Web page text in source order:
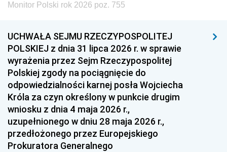
1996 1995 1994
1993 1992 1991
1990 1989
1987 1986 1985
1984 1983
1981 1980 1979
1978 1977
Monitor Polski rok 2026 poz. 755
UCHWAŁA SEJMU RZECZYPOSPOLITEJ
POLSKIEJ z dnia 31 lipca 2026 r. w sprawie
wyrażenia przez Sejm Rzeczypospolitej
Polskiej zgody na pociągnięcie do
odpowiedzialności karnej posła Wojciecha
Króla za czyn określony w punkcie drugim
wniosku z dnia 4 maja 2026 r.,
uzupełnionego w dniu 28 maja 2026 r.,
przedłożonego przez Europejskiego
Prokuratora Generalnego